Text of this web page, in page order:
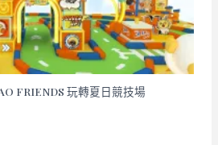
FRIENDS 玩轉夏日競技場